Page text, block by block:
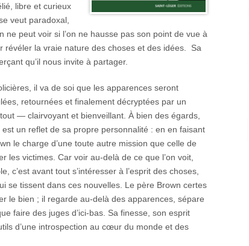
libre et curieux
veut paradoxal,
ne peut voir si l’on ne hausse pas son point de vue à
révéler la vraie nature des choses et des idées. Sa
qu’il nous invite à partager.
il va de soi que les apparences seront
retournées et finalement décryptées par un
— clairvoyant et bienveillant. À bien des égards,
un reflet de sa propre personnalité : en en faisant
le charge d’une toute autre mission que celle de
les victimes. Car voir au-delà de ce que l’on voit,
c’est avant tout s’intéresser à l’esprit des choses,
se tissent dans ces nouvelles. Le père Brown certes
le bien ; il regarde au-delà des apparences, sépare
faire des juges d’ici-bas. Sa finesse, son esprit
d’une introspection au cœur du monde et des